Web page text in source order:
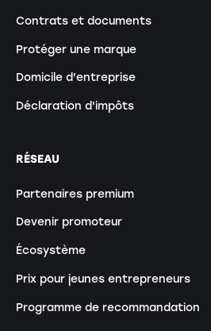
Contrats et documents
Protéger une marque
Domicile d'entreprise
Déclaration d'impôts
RÉSEAU
Partenaires premium
Devenir promoteur
Écosystème
Prix pour jeunes entrepreneurs
Programme de recommandation